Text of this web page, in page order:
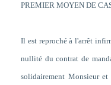
PREMIER MOYEN DE
Il est reproché à l'arrêt
nullité du contrat de
solidairement Monsieur